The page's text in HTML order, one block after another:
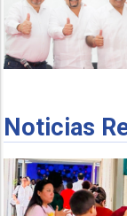
Noticias